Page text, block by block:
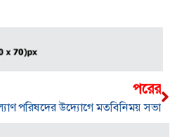
পরের
পরিষদের উদ্যোগে মতবিনিময় সভা